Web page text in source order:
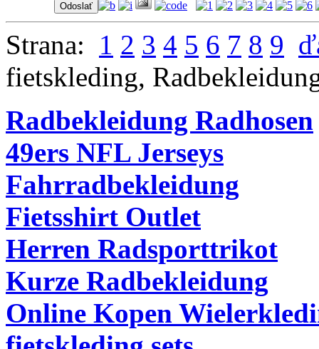
Strana: 1 2 3 4 5 6 7 8 9
fietskleding,
Radbekleidung Radhosen
49ers NFL Jerseys
Fahrradbekleidung
Fietsshirt Outlet
Herren Radsporttrikot
Kurze Radbekleidung
Online Kopen